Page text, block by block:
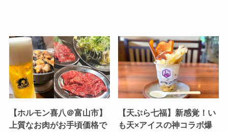
【ホルモン喜八＠富山市】
上質なお肉がお手頃価格で
【天ぷら七福】新感覚！い
も天×アイスの神コラボ爆